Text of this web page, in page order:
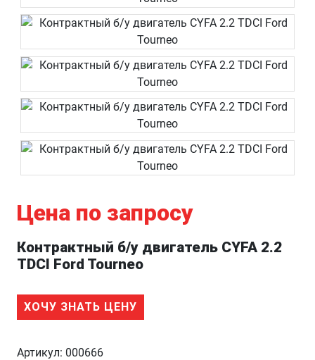
Цена по запросу
Контрактный б/у двигатель CYFA 2.2
TDCI Ford Tourneo
ХОЧУ ЗНАТЬ ЦЕНУ
Артикул: 000666